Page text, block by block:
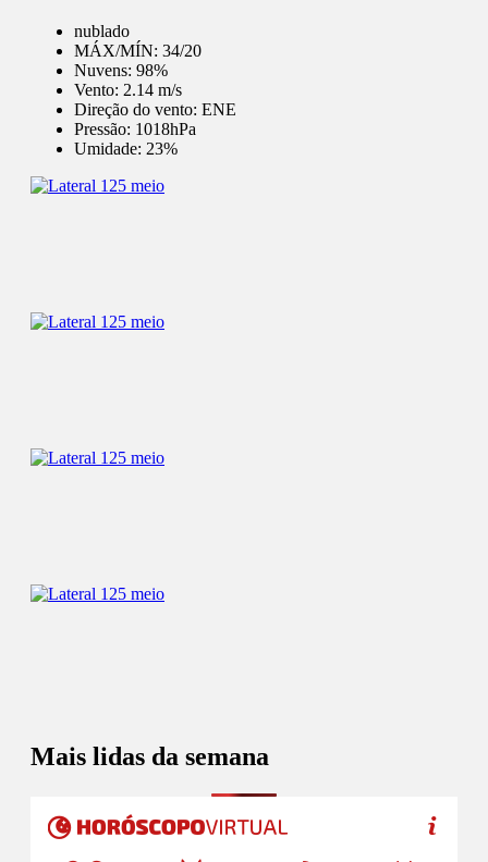
nublado
MÁX/MÍN: 34/20
Nuvens: 98%
Vento: 2.14 m/s
Direção do vento: ENE
Pressão: 1018hPa
Umidade: 23%
Mais lidas da semana